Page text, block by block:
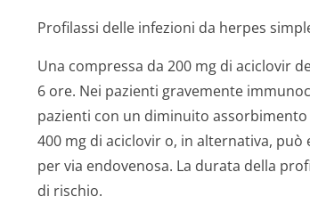
Profilassi delle infezioni da herpes
Una compressa da 200 mg di aciclovir
6 ore. Nei pazienti gravemente
pazienti con un diminuito
400 mg di aciclovir o, in alternativa,
per via endovenosa. La durata della
di rischio.